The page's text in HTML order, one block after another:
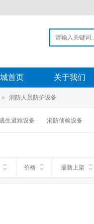
首页 关于我们
消防人员防护设备
生避难设备 消防侦检设备
价格 最新上架